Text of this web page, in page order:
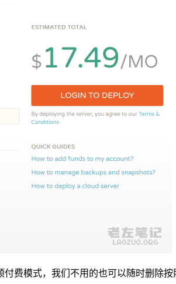
费模式，我们不用的也可以随时删除